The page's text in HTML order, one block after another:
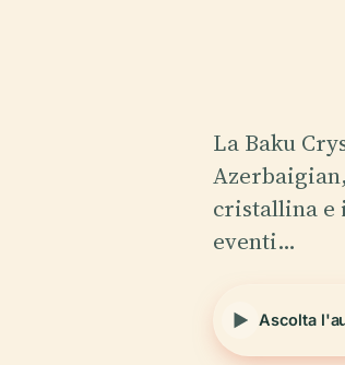
La Baku
cristallina e
eventi…
Ascolta